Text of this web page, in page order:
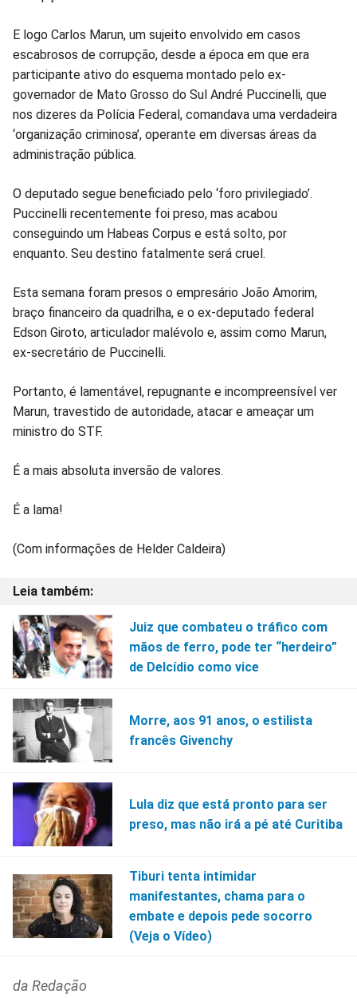
E logo Carlos Marun, um sujeito envolvido em casos
escabrosos de corrupção, desde a época em que era
participante ativo do esquema montado pelo ex-
governador de Mato Grosso do Sul André Puccinelli, que
nos dizeres da Polícia Federal, comandava uma verdadeira
‘organização criminosa’, operante em diversas áreas da
administração pública.
O deputado segue beneficiado pelo ‘foro privilegiado’.
Puccinelli recentemente foi preso, mas acabou
conseguindo um Habeas Corpus e está solto, por
enquanto. Seu destino fatalmente será cruel.
Esta semana foram presos o empresário João Amorim,
braço financeiro da quadrilha, e o ex-deputado federal
Edson Giroto, articulador malévolo e, assim como Marun,
ex-secretário de Puccinelli.
Portanto, é lamentável, repugnante e incompreensível ver
Marun, travestido de autoridade, atacar e ameaçar um
ministro do STF.
É a mais absoluta inversão de valores.
É a lama!
(Com informações de Helder Caldeira)
Juiz que combateu o tráfico com
mãos de ferro, pode ter “herdeiro”
de Delcídio como vice
Morre, aos 91 anos, o estilista
francês Givenchy
Lula diz que está pronto para ser
preso, mas não irá a pé até Curitiba
Tiburi tenta intimidar
manifestantes, chama para o
embate e depois pede socorro
(Veja o Vídeo)
da Redação